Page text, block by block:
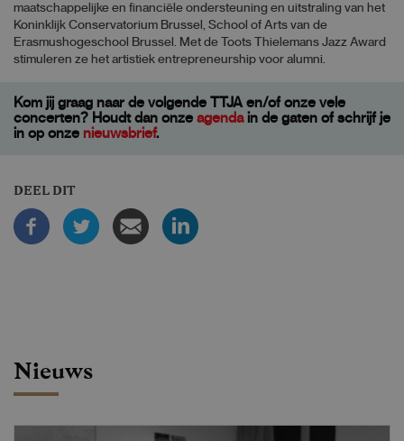
maatschappelijke en financiële ondersteuning en uitstraling van het
Koninklijk Conservatorium Brussel, School of Arts van de
Erasmushogeschool Brussel. Met de Toots Thielemans Jazz Award
stimuleren ze het artistiek entrepreneurship voor alumni.
Kom jij graag naar de volgende TTJA en/of onze vele
concerten? Houdt dan onze agendain de gaten of schrijf je
in op onze nieuwsbrief.
DEEL DIT
Nieuws